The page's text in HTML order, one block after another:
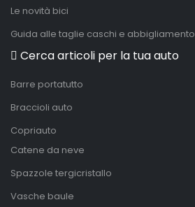
Le novità bici
Guida alle taglie caschi e abbigliamento
Cerca articoli per la tua auto
Barre portatutto
Braccioli auto
Copriauto
Catene da neve
Spazzole tergicristallo
Vasche baule